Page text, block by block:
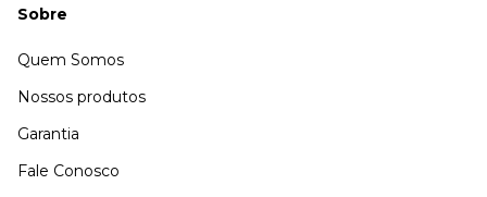
Sobre
Quem Somos
Nossos produtos
Garantia
Fale Conosco